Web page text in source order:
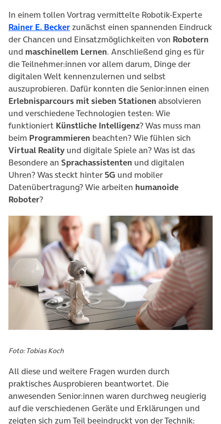
In einem tollen Vortrag vermittelte Robotik-Experte
Rainer E. Becker(öffnet in neuem Tab)
zunächst einen spannenden Eindruck
der Chancen und Einsatzmöglichkeiten von Robotern
und maschinellem Lernen. Anschließend ging es für
die Teilnehmer:innen vor allem darum, Dinge der
digitalen Welt kennenzulernen und selbst
auszuprobieren. Dafür konnten die Senior:innen einen
Erlebnisparcours mit sieben Stationen absolvieren
und verschiedene Technologien testen: Wie
funktioniert Künstliche Intelligenz? Was muss man
beim Programmieren beachten? Wie fühlen sich
Virtual Reality und digitale Spiele an? Was ist das
Besondere an Sprachassistenten und digitalen
Uhren? Was steckt hinter 5G und mobiler
Datenübertragung? Wie arbeiten humanoide
Roboter?
Foto: Tobias Koch
All diese und weitere Fragen wurden durch
praktisches Ausprobieren beantwortet. Die
anwesenden Senior:innen waren durchweg neugierig
auf die verschiedenen Geräte und Erklärungen und
zeigten sich zum Teil beeindruckt von der Technik: